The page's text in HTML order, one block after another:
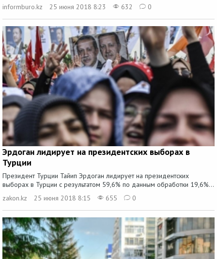
informburo.kz
25 июня 2018 8:23 632 0
Эрдоган лидирует на президентских выборах в
Турции
Президент Турции Тайип Эрдоган лидирует на президентских
выборах в Турции с результатом 59,6% по данным обработки 19,6%...
zakon.kz
25 июня 2018 8:15 655 0